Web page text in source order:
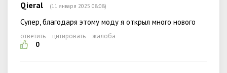
Qieral (11 января 2025 08:08)
Супер, благодаря этому моду я открыл много нового
ответить цитировать
жалоба
0